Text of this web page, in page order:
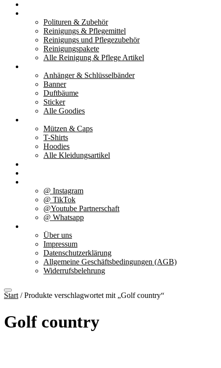
Polituren & Zubehör
Reinigungs & Pflegemittel
Reinigungs und Pflegezubehör
Reinigungspakete
Alle Reinigung & Pflege Artikel
Anhänger & Schlüsselbänder
Banner
Duftbäume
Sticker
Alle Goodies
Mützen & Caps
T-Shirts
Hoodies
Alle Kleidungsartikel
@ Instagram
@ TikTok
@Youtube Partnerschaft
@ Whatsapp
Über uns
Impressum
Datenschutzerklärung
Allgemeine Geschäftsbedingungen (AGB)
Widerrufsbelehrung
Start / Produkte verschlagwortet mit „Golf country“
Golf country